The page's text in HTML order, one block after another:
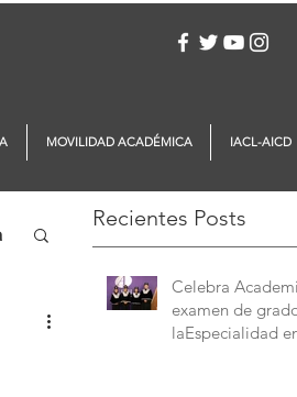
Recientes Posts
Celebra
examen de
laEspecialidad
MOVILIDAD ACADÉMICA IACL-AICD